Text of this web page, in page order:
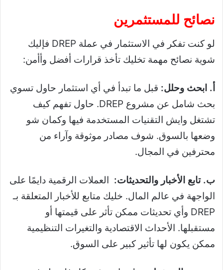
نصائح للمستثمرين
لو كنت تفكر في الاستثمار في عملة DREP فإليك
شوية نصائح مهمة تخليك تأخذ قرارات أفضل وأأمن:
أ. ابحث وحلل: قبل ما تبدأ في أي استثمار حاول تسوي
بحث شامل عن مشروع DREP. حاول تفهم كيف
تشتغل وايش التقنيات المستخدمة فيها وكمان شو
وضعها بالسوق. شوف مصادر موثوقة وآراء من
محترفين في المجال.
ب. تابع الأخبار والتحديثات: العملات الرقمية دايمًا على
الواجهة في عالم المال. خليك متابع للأخبار المتعلقة بـ
DREP وأي تحديثات ممكن تأثر على قيمتها أو
مستقبلها. الأحداث الاقتصادية والتغيرات التنظيمية
ممكن يكون لها تأثير كبير على السوق.